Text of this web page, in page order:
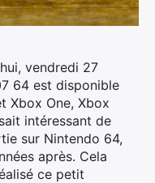
vendredi 27
64 est disponible
Xbox One, Xbox
intéressant de
sur Nintendo 64,
après. Cela
ce petit